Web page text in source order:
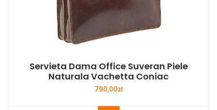
Servieta Dama Office Suveran Piele
Naturala Vachetta Coniac
790,00zł